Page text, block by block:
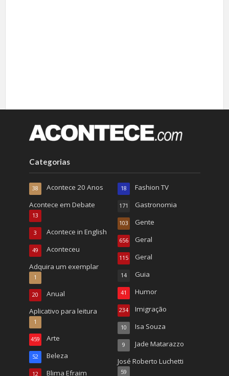
Categorias
Acontece 20 Anos
38
Acontece em Debate
13
Acontece in English
3
Aconteceu
49
Adquira um exemplar
1
Anual
20
Aplicativo para leitura
1
Arte
459
Beleza
52
Blima Efraim
12
Fashion TV
18
Gastronomia
171
Gente
103
Geral
656
Geral
115
Guia
14
Humor
41
Imigração
234
Isa Souza
10
Jade Matarazzo
9
José Roberto Luchetti
59